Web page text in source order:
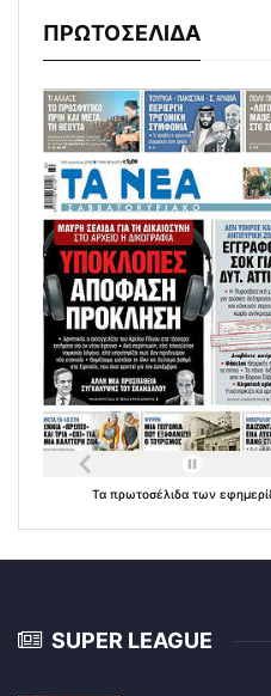
ΠΡΩΤΟΣΕΛΙΔΑ
Τα πρωτοσέλιδα των
SUPER LEAGUE